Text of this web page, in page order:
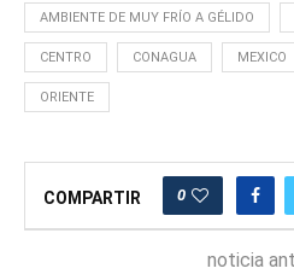
AMBIENTE DE MUY FRÍO A GÉLIDO
CENTRO CONAGUA MEXICO
ORIENTE
COMPARTIR 0
noticia